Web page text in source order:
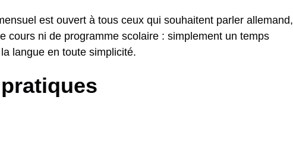
est ouvert à tous ceux qui souhaitent parler allemand,
cours ni de programme scolaire : simplement un temps
langue en toute simplicité.